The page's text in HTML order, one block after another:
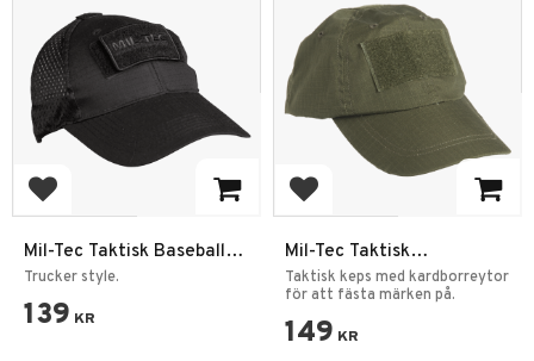
Lägg till i favoriter
Mil-Tec Taktisk Baseball
Mesh Keps
Trucker style.
139 KR
Lägg till i favoriter
Mil-Tec Taktisk
Baseballkeps
Taktisk keps med kardborreytor
för att fästa märken på.
149 KR